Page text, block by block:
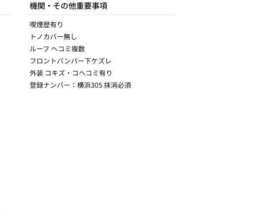
機関・その他重要事項
喫煙歴有り
トノカバー無し
ルーフ ヘコミ複数
フロントバンパー下ケズレ
外装 コキズ・コヘコミ有り
登録ナンバー：横浜305 抹消必須